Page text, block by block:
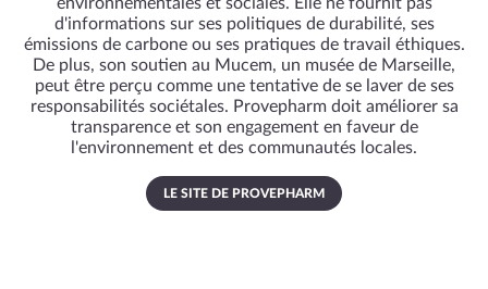
d'informations sur ses politiques de durabilité, ses
émissions de carbone ou ses pratiques de travail éthiques.
De plus, son soutien au Mucem, un musée de Marseille,
peut être perçu comme une tentative de se laver de ses
responsabilités sociétales. Provepharm doit améliorer sa
transparence et son engagement en faveur de
l'environnement et des communautés locales.
LE SITE DE PROVEPHARM